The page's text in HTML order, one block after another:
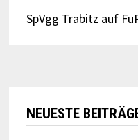
SpVgg Trabitz auf
NEUESTE